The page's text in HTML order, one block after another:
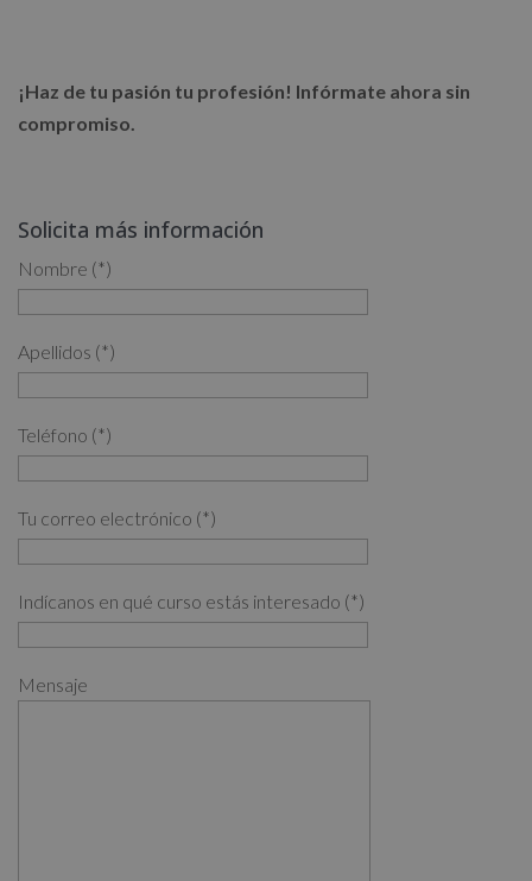
¡Haz de tu pasión tu profesión! Infórmate ahora sin
compromiso.
Solicita más información
Nombre (*)
Apellidos (*)
Teléfono (*)
Tu correo electrónico (*)
Indícanos en qué curso estás interesado (*)
Mensaje